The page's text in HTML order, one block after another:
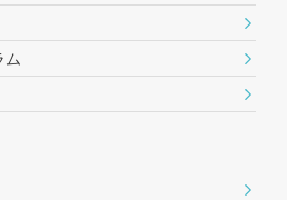
ム